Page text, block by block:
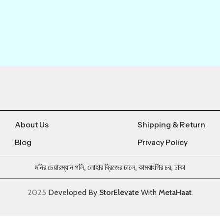
About Us
Blog
Shipping & Return
Privacy Policy
মনির চেয়ারম্যান গলি, লোহার ব্রিজের ঢালে, কামরাংগির চর, ঢাকা
2025 Developed By StorElevate With MetaHaat.